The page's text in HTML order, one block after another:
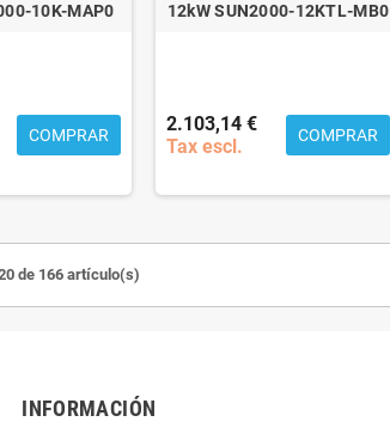
10K-MAP0
COMPRAR
12kW SUN2000-12KTL-MB0
2.103,14 €
Tax escl.
COMPRAR
de 166 artículo(s)
INFORMACIÓN